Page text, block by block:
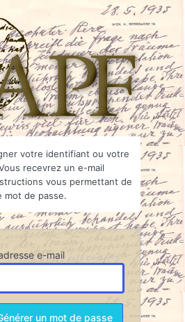
votre identifiant ou votre
recevrez un e-mail
vous permettant de
mot de passe.
e-mail